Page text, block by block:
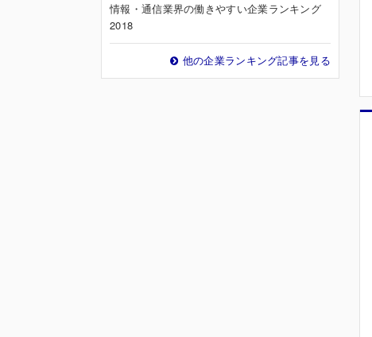
情報・通信業界の働きやすい企業ランキング
2018
他の企業ランキング記事を見る